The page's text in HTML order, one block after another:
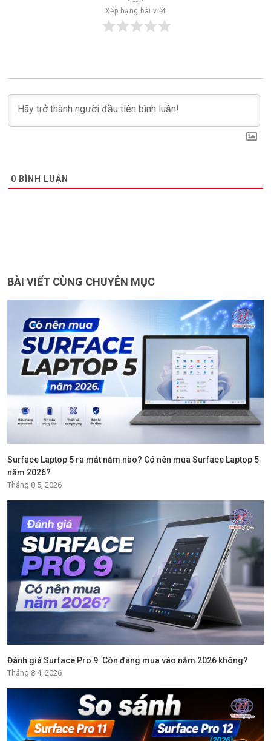
Xếp hạng bài viết
0 BÌNH LUẬN
BÀI VIẾT CÙNG CHUYÊN MỤC
Surface Laptop 5 ra mắt năm nào? Có nên mua Surface Laptop 5
năm 2026?
Tháng 8 5, 2026
Đánh giá Surface Pro 9: Còn đáng mua vào năm 2026 không?
Tháng 8 4, 2026